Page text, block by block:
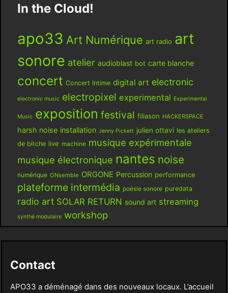
In the Cloud!
apo33 Art Numérique art radio art
sonore atelier audioblast bot carte blanche
concert Concert Intime digital art electronic
electronic music electropixel experimental Experimental
Music exposition festival filiason HACKERSPACE
harsh noise installation Jenny Pickett julien ottavi les ateliers
de bitche live machine musique expérimentale
musique électronique nantes noise
numérique ONsemble ORGONE Percussion performance
plateforme intermédia poésie sonore puredata
radio art SOLAR RETURN sound art streaming
synthé modulaire workshop
Contact
APO33 a déménagé dans des nouveaux locaux. L’accueil